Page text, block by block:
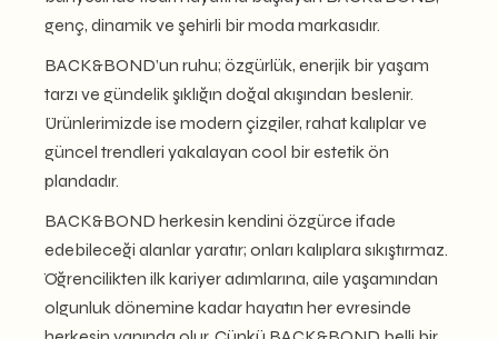
genç, dinamik ve şehirli bir moda markasıdır.
BACK&BOND’un ruhu; özgürlük, enerjik bir yaşam
tarzı ve gündelik şıklığın doğal akışından beslenir.
Ürünlerimizde ise modern çizgiler, rahat kalıplar ve
güncel trendleri yakalayan cool bir estetik ön
plandadır.
BACK&BOND herkesin kendini özgürce ifade
edebileceği alanlar yaratır; onları kalıplara sıkıştırmaz.
Öğrencilikten ilk kariyer adımlarına, aile yaşamından
olgunluk dönemine kadar hayatın her evresinde